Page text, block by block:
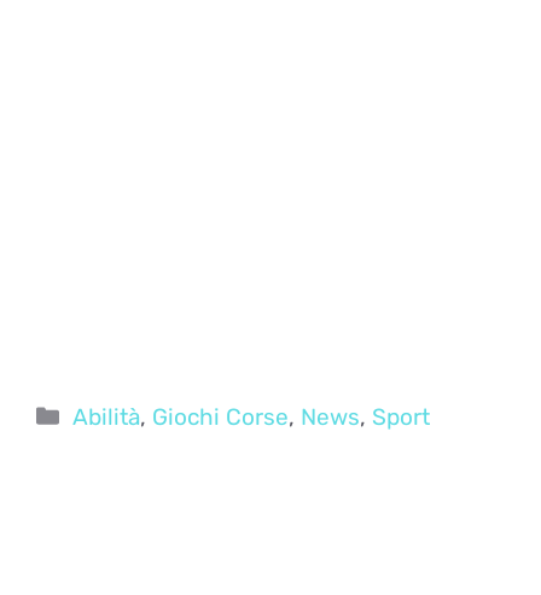
Categorie
Abilità, Giochi Corse, News, Sport